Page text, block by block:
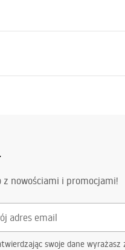
l/s
z nowościami i promocjami!
swoje dane